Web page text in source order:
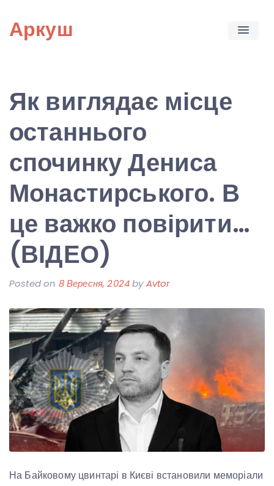
content
Аркуш
Як виглядає місце
останнього
спочинку Дениса
Монастирського. В
це важко повірити…
(ВІДЕО)
Posted on 8 Вересня, 2024byAvtor
На Байковому цвинтарі в Києві встановили меморіали